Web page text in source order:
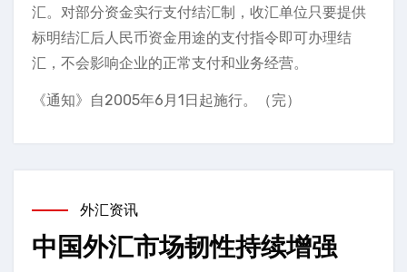
汇。对部分资金实行支付结汇制，收汇单位只要提供
标明结汇后人民币资金用途的支付指令即可办理结
汇，不会影响企业的正常支付和业务经营。
《通知》自2005年6月1日起施行。（完）
外汇资讯
中国外汇市场韧性持续增强